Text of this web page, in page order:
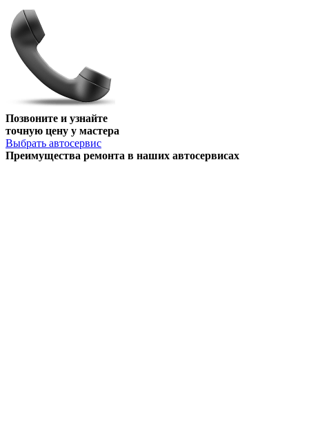
Позвоните и узнайте
точную цену у мастера
Выбрать автосервис
Преимущества ремонта в наших автосервисах